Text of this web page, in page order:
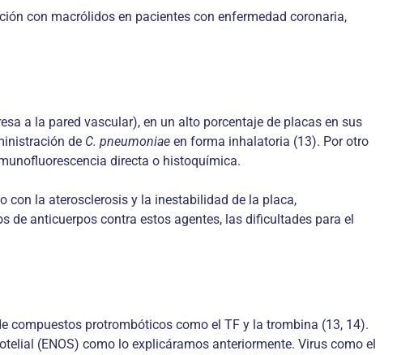
con macrólidos en pacientes con enfermedad coronaria,
a la pared vascular), en un alto porcentaje de placas en sus
de C. pneumoniae en forma inhalatoria (13). Por otro
directa o histoquímica.
con la aterosclerosis y la inestabilidad de la placa,
anticuerpos contra estos agentes, las dificultades para el
compuestos protrombóticos como el TF y la trombina (13, 14).
(ENOS) como lo explicáramos anteriormente. Virus como el